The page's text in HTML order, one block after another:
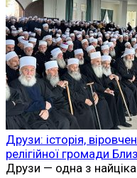
Друзи в Сирії: історія,